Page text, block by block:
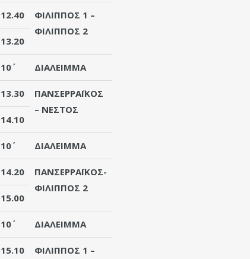
12.40
ΦΙΛΙΠΠΟΣ 1 –
ΦΙΛΙΠΠΟΣ 2
13.20
10΄ ΔΙΑΛΕΙΜΜΑ
13.30
ΠΑΝΣΕΡΡΑΪΚΟΣ
– ΝΕΣΤΟΣ
14.10
10΄ ΔΙΑΛΕΙΜΜΑ
14.20 ΠΑΝΣΕΡΡΑΪΚΟΣ-
ΦΙΛΙΠΠΟΣ 2
15.00
10΄ ΔΙΑΛΕΙΜΜΑ
15.10 ΦΙΛΙΠΠΟΣ 1 –